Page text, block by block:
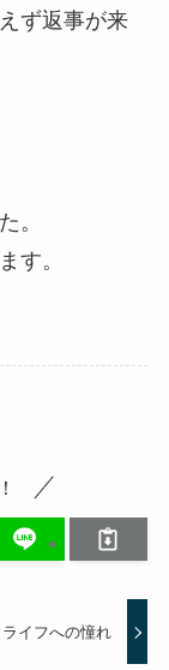
ず返事が来
。
す。
ライフへの憧れ